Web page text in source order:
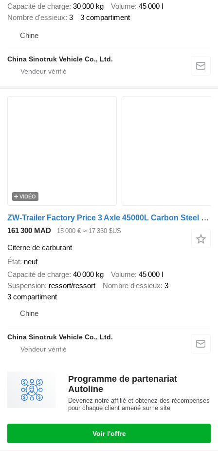
Capacité de charge 30 000 kg Volume 45 000 l
Nombre d'essieux 3 3 compartiment
Chine
China Sinotruk Vehicle Co., Ltd.
VIDÉO
ZW-Trailer Factory Price 3 Axle 45000L Carbon Steel Fuel Tanker Semi Traile
161 300 MAD 15 000 € ≈ 17 330 $US
Citerne de carburant
État neuf
Capacité de charge 40 000 kg Volume 45 000 l
Suspension ressort/ressort Nombre d'essieux 3
3 compartiment
Chine
China Sinotruk Vehicle Co., Ltd.
Programme de partenariat
Autoline
Devenez notre affilié et obtenez des récompenses
pour chaque client amené sur le site
Voir l'offre